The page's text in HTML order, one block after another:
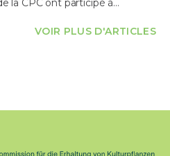
la CPC ont participé à…
VOIR PLUS D'ARTICLES